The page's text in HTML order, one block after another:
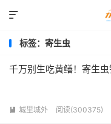

标签：寄生虫
千万别生吃黄鳝！寄生
 城里城外 阅读(300375)